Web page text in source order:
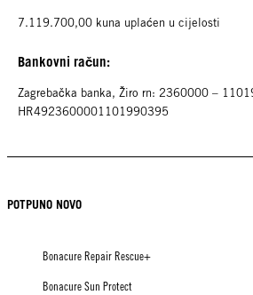
7.119.700,00 kuna uplaćen u cijelosti
Bankovni račun:
Zagrebačka banka, Žiro rn: 2360000 –
HR4923600001101990395
POTPUNO NOVO
Bonacure Repair Rescue+
Bonacure Sun Protect